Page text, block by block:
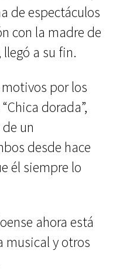
de espectáculos
con la madre de
a su fin.
por los
dorada”,
un
desde hace
él siempre lo
ahora está
musical y otros